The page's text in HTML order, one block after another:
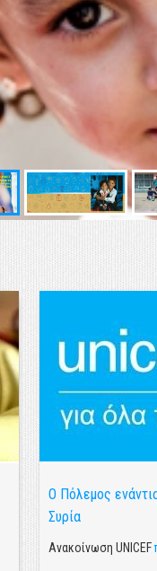
Ο Πόλεμος
Συρία
Ανακοίνωση UNICEF